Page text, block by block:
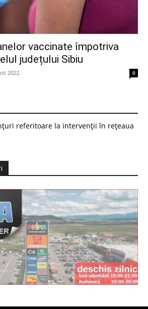
vaccinate împotriva
județului Sibiu
2022 0
referitoare la intervenții în rețeaua